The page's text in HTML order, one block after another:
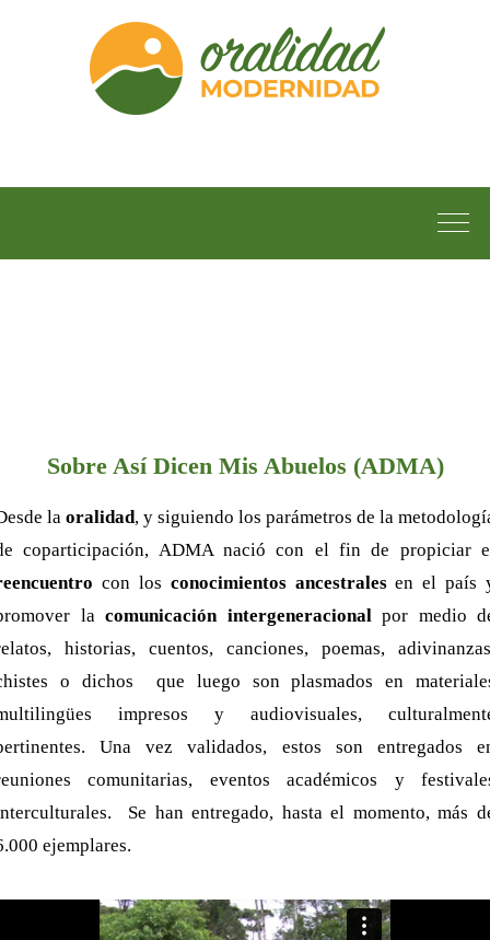
Sobre Así Dicen Mis Abuelos (ADMA)
la oralidad, y siguiendo los parámetros de la
coparticipación, ADMA nació con el fin de propiciar
con los conocimientos ancestralesen el país
la comunicación intergeneracionalpor medio
historias, cuentos, canciones, poemas,
o dichos que luego son plasmados en
impresos y audiovisuales,
Una vez validados, estos son entregados
comunitarias, eventos académicos y
Se han entregado, hasta el momento, más
ejemplares.